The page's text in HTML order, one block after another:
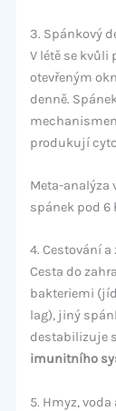
3. Spánkový
V létě se
otevřeným
denně.
produkují
Meta-analýza
spánek pod 6
4. Cestování
Cesta do
bakteriemi
lag), jiný
destabilizuje
imunitního
5. Hmyz,